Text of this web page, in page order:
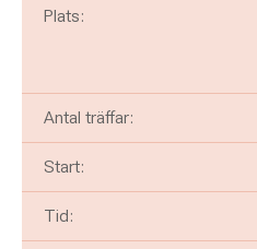
Plats:
Antal träffar:
Start:
Tid: